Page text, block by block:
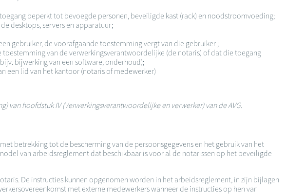
beperkt tot bevoegde personen, beveiligde kast (rack) en noodstroomvoeding;
desktops, servers en apparatuur;
gebruiker, de voorafgaande toestemming vergt van die gebruiker ;
van de verwerkingsverantwoordelijke (de notaris) of dat die toegang
bijwerking van een software, onderhoud);
een lid van het kantoor (notaris of medewerker)
hoofdstuk IV (Verwerkingsverantwoordelijke en verwerker) van de AVG.
betrekking tot de bescherming van de persoonsgegevens en het gebruik van het
van arbeidsreglement dat beschikbaar is voor al de notarissen op het beveiligde
De instructies kunnen opgenomen worden in het arbeidsreglement, in zijn bijlagen
met externe medewerkers wanneer de instructies op hen van